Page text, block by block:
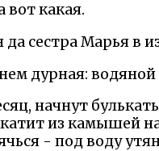
вот какая.
сестра Марья в
дурная:
начнут
из камышей
- под воду